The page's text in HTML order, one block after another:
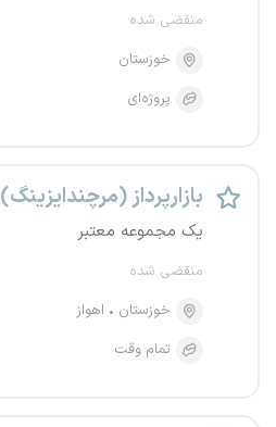
منقضی شده
خوزستان
پروژه‌ای
بازارپرداز (مرچندایزینگ)
یک مجموعه معتبر
منقضی شده
خوزستان
اهواز
تمام وقت